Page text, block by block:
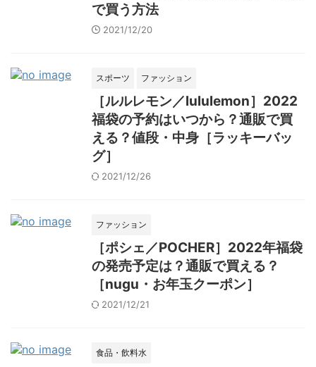
で買う方法
2021/12/20
スポーツ ファッション
［ルルレモン／lululemon］2022
福袋の予約はいつから？通販で買
える？値段・中身［ラッキーバッ
グ］
2021/12/26
ファッション
［ポシェ／POCHER］2022年福袋
の発売予定は？通販で買える？
［nugu・お年玉クーポン］
2021/12/21
食品・飲料水